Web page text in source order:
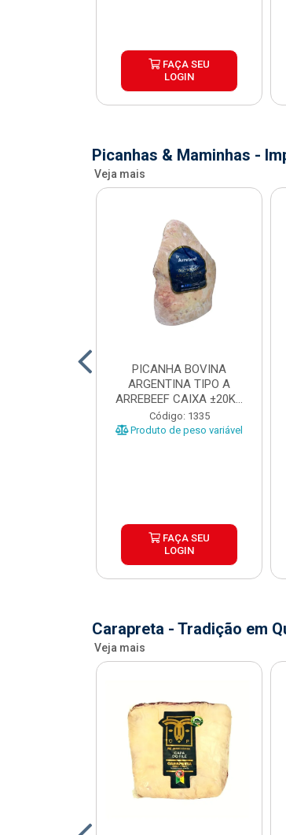
FAÇA SEU
LOGIN
Picanhas & Maminhas -
Veja mais
PICANHA BOVINA
ARGENTINA TIPO A
ARREBEEF CAIXA ±20KG
PEÇAS 1...
Código: 1335
Produto de peso variável
FAÇA SEU
LOGIN
Carapreta - Tradição em
Veja mais